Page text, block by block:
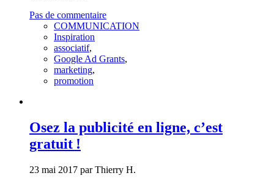
Pas de commentaire
COMMUNICATION
Inspiration
associatif,
Google Ad Grants,
marketing,
promotion
Osez la publicité en ligne, c’est
gratuit !
23 mai 2017 par Thierry H.